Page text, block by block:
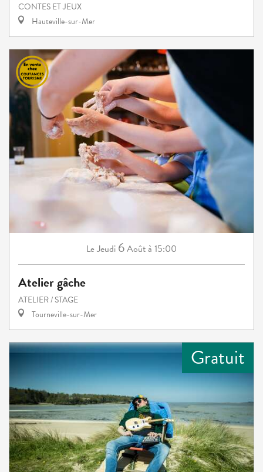
CONTES ET JEUX
Hauteville-sur-Mer
LeJeudi 6Aoûtà 15:00
Atelier gâche
ATELIER / STAGE
Tourneville-sur-Mer
Gratuit